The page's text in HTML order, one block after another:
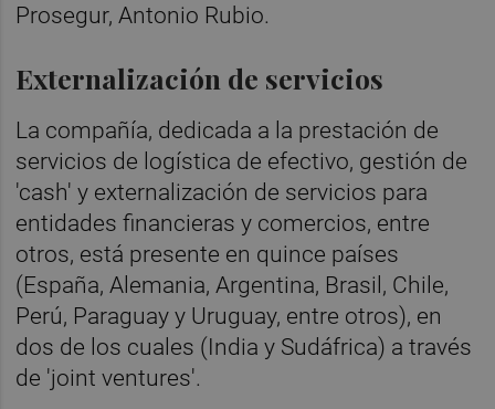
Prosegur, Antonio Rubio.
Externalización de servicios
La compañía, dedicada a la prestación de
servicios de logística de efectivo, gestión de
'cash' y externalización de servicios para
entidades financieras y comercios, entre
otros, está presente en quince países
(España, Alemania, Argentina, Brasil, Chile,
Perú, Paraguay y Uruguay, entre otros), en
dos de los cuales (India y Sudáfrica) a través
de 'joint ventures'.